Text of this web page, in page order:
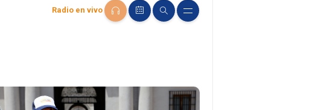
Radio en vivo